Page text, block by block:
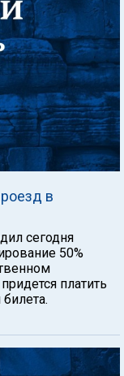
в
сегодня
50%
платить